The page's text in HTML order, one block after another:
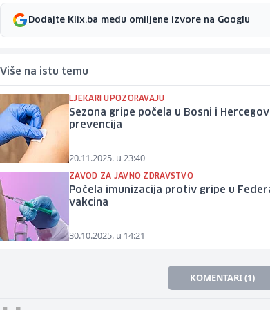
Dodajte Klix.ba među omiljene izvore na Googlu
Više na istu temu
LJEKARI UPOZORAVAJU
Sezona gripe počela u Bosni i
prevencija
20.11.2025. u 23:40
ZAVOD ZA JAVNO ZDRAVSTVO
Počela imunizacija protiv gripe u
vakcina
30.10.2025. u 14:21
KOMENTARI (1)